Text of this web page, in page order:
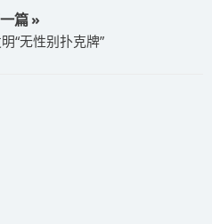
篇 »
“无性别扑克牌”